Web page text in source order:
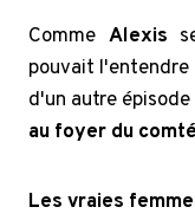
Comme Alexis
pouvait
d'un autre
au foyer du
Les vraies